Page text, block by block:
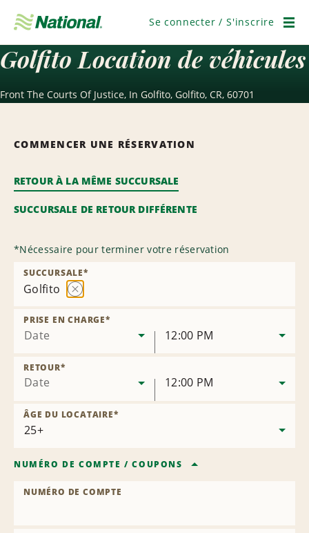
navigation
Se connecter / S'inscrire
Golfito Location de véhicules
Front The Courts Of Justice, In Golfito, Golfito, CR, 60701
COMMENCER UNE RÉSERVATION
RETOUR À LA MÊME SUCCURSALE
SUCCURSALE DE RETOUR DIFFÉRENTE
*Nécessaire pour terminer votre réservation
Golfito
la
SUCCURSALE*
Date
PRISE EN CHARGE*
12:00 PM
Date
RETOUR*
12:00 PM
ÂGE DU LOCATAIRE*
NUMÉRO DE COMPTE /COUPONS
NUMÉRO DE COMPTE